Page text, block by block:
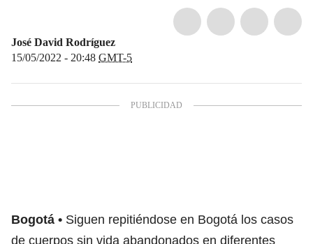
José David Rodríguez
15/05/2022 - 20:48 GMT-5
Bogotá
Siguen repitiéndose en Bogotá los casos
de cuerpos sin vida abandonados en diferentes